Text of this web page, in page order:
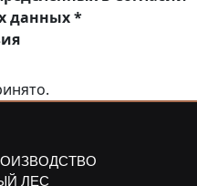
данных*
ЛЕС